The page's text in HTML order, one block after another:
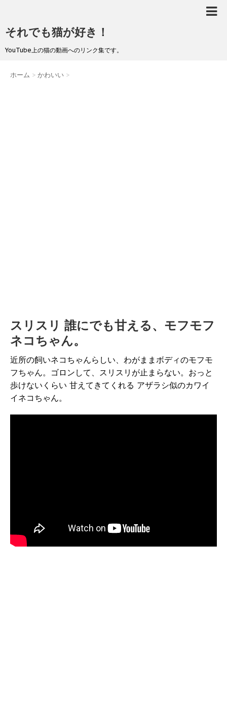
それでも猫が好き！
YouTube上の猫の動画へのリンク集です。
ホーム > かわいい >
スリスリ 誰にでも甘える、モフモフ
ネコちゃん。
近所の飼いネコちゃんらしい、わがままボディのモフモ
フちゃん。ゴロンして、スリスリが止まらない。おっと
歩けないくらい 甘えてきてくれる アザラシ似のカワイ
イネコちゃん。